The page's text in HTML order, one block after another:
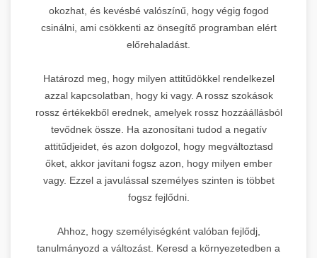
okozhat, és kevésbé valószínű, hogy végig fogod
csinálni, ami csökkenti az önsegítő programban elért
előrehaladást.
Határozd meg, hogy milyen attitűdökkel rendelkezel
azzal kapcsolatban, hogy ki vagy. A rossz szokások
rossz értékekből erednek, amelyek rossz hozzáállásból
tevődnek össze. Ha azonosítani tudod a negatív
attitűdjeidet, és azon dolgozol, hogy megváltoztasd
őket, akkor javítani fogsz azon, hogy milyen ember
vagy. Ezzel a javulással személyes szinten is többet
fogsz fejlődni.
Ahhoz, hogy személyiségként valóban fejlődj,
tanulmányozd a változást. Keresd a környezetedben a